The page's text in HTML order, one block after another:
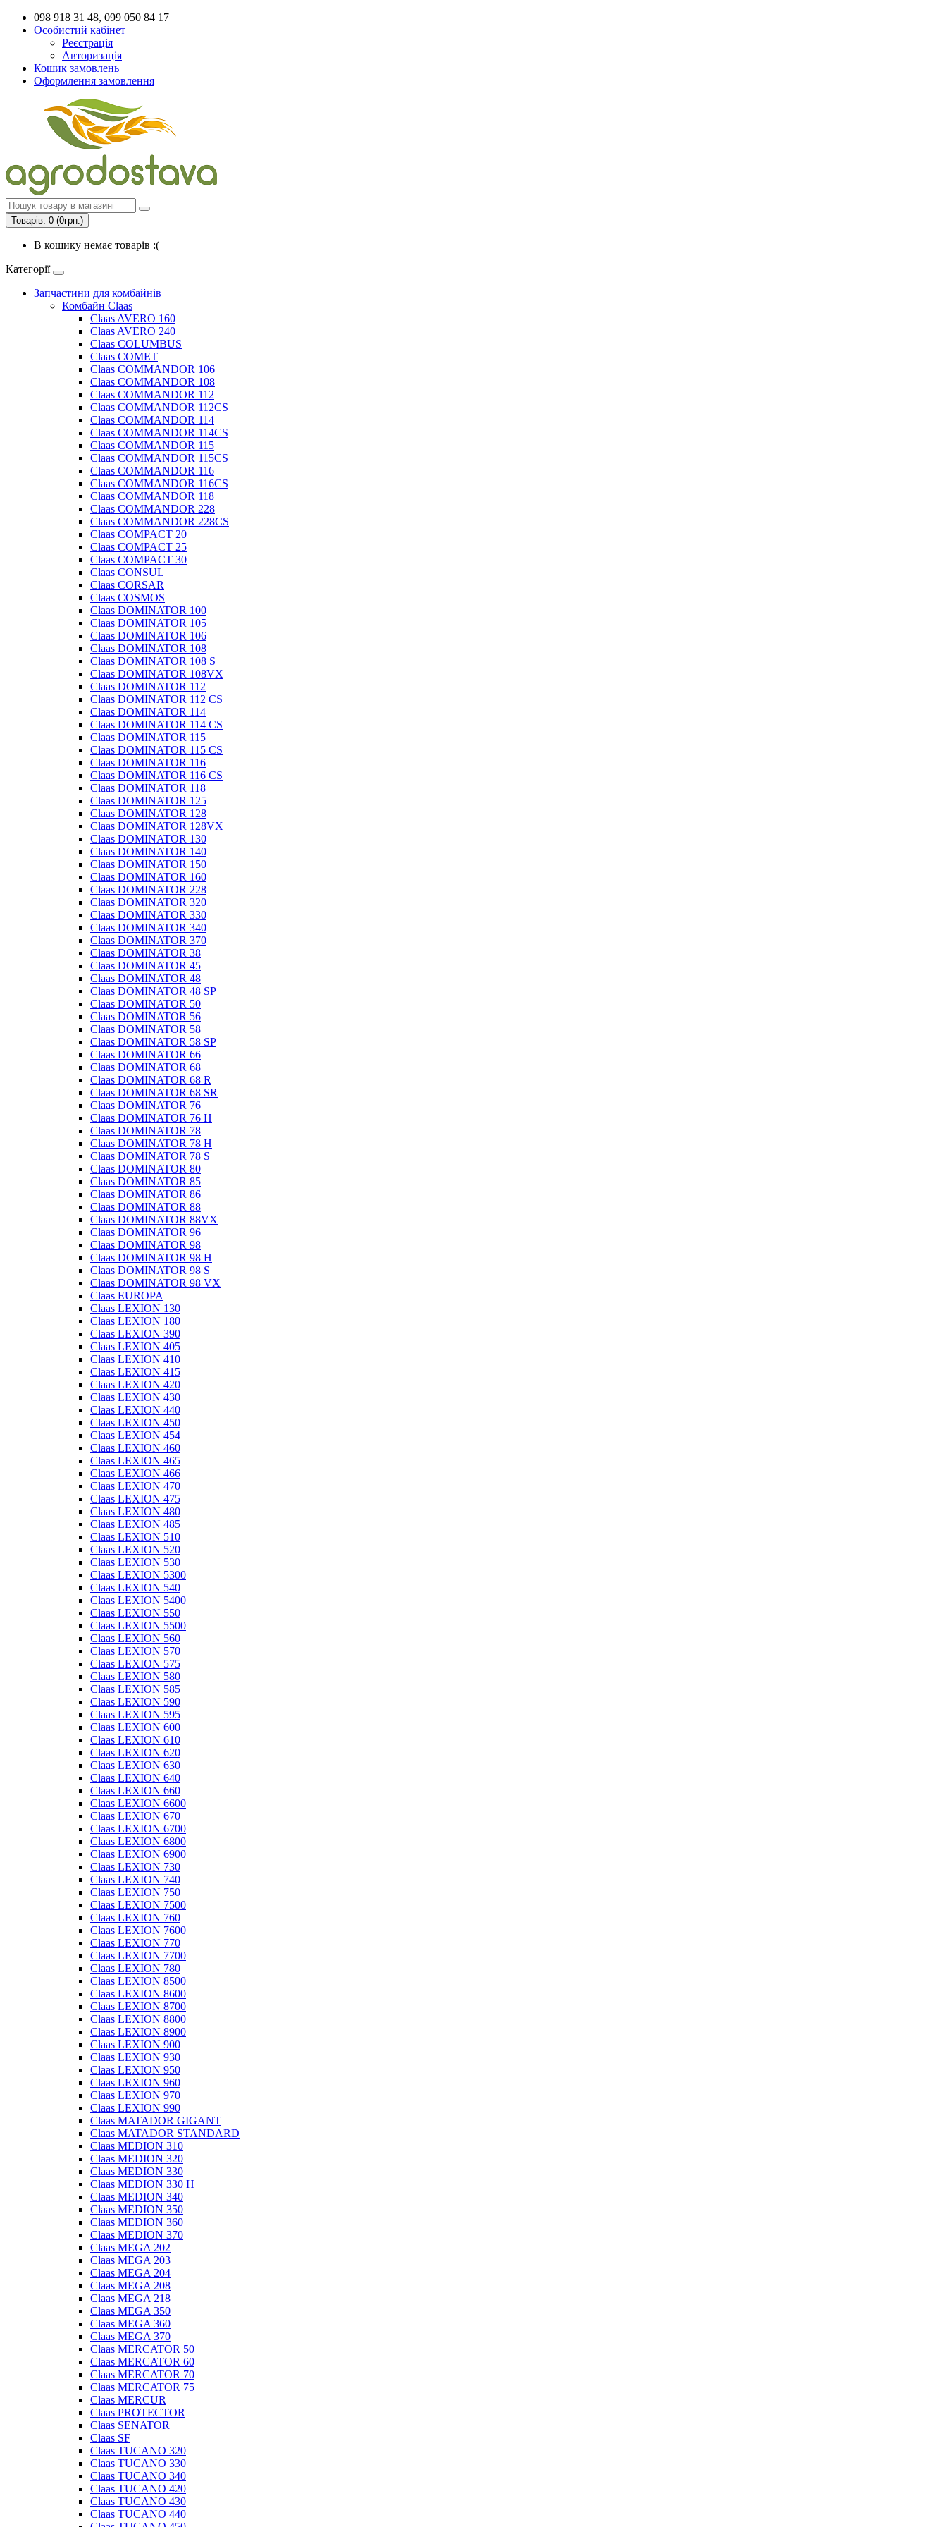
098 918 31 48, 099 050 84 17
Особистий кабінет
Реєстрація
Авторизація
Кошик замовлень
Оформлення замовлення
Товарів: 0 (0грн.)
В кошику немає товарів :(
Категорії
Запчастини для комбайнів
Комбайн Claas
Claas AVERO 160
Claas AVERO 240
Claas COLUMBUS
Claas COMET
Claas COMMANDOR 106
Claas COMMANDOR 108
Claas COMMANDOR 112
Claas COMMANDOR 112CS
Claas COMMANDOR 114
Claas COMMANDOR 114CS
Claas COMMANDOR 115
Claas COMMANDOR 115CS
Claas COMMANDOR 116
Claas COMMANDOR 116CS
Claas COMMANDOR 118
Claas COMMANDOR 228
Claas COMMANDOR 228CS
Claas COMPACT 20
Claas COMPACT 25
Claas COMPACT 30
Claas CONSUL
Claas CORSAR
Claas COSMOS
Claas DOMINATOR 100
Claas DOMINATOR 105
Claas DOMINATOR 106
Claas DOMINATOR 108
Claas DOMINATOR 108 S
Claas DOMINATOR 108VX
Claas DOMINATOR 112
Claas DOMINATOR 112 CS
Claas DOMINATOR 114
Claas DOMINATOR 114 CS
Claas DOMINATOR 115
Claas DOMINATOR 115 CS
Claas DOMINATOR 116
Claas DOMINATOR 116 CS
Claas DOMINATOR 118
Claas DOMINATOR 125
Claas DOMINATOR 128
Claas DOMINATOR 128VX
Claas DOMINATOR 130
Claas DOMINATOR 140
Claas DOMINATOR 150
Claas DOMINATOR 160
Claas DOMINATOR 228
Claas DOMINATOR 320
Claas DOMINATOR 330
Claas DOMINATOR 340
Claas DOMINATOR 370
Claas DOMINATOR 38
Claas DOMINATOR 45
Claas DOMINATOR 48
Claas DOMINATOR 48 SP
Claas DOMINATOR 50
Claas DOMINATOR 56
Claas DOMINATOR 58
Claas DOMINATOR 58 SP
Claas DOMINATOR 66
Claas DOMINATOR 68
Claas DOMINATOR 68 R
Claas DOMINATOR 68 SR
Claas DOMINATOR 76
Claas DOMINATOR 76 H
Claas DOMINATOR 78
Claas DOMINATOR 78 H
Claas DOMINATOR 78 S
Claas DOMINATOR 80
Claas DOMINATOR 85
Claas DOMINATOR 86
Claas DOMINATOR 88
Claas DOMINATOR 88VX
Claas DOMINATOR 96
Claas DOMINATOR 98
Claas DOMINATOR 98 H
Claas DOMINATOR 98 S
Claas DOMINATOR 98 VX
Claas EUROPA
Claas LEXION 130
Claas LEXION 180
Claas LEXION 390
Claas LEXION 405
Claas LEXION 410
Claas LEXION 415
Claas LEXION 420
Claas LEXION 430
Claas LEXION 440
Claas LEXION 450
Claas LEXION 454
Claas LEXION 460
Claas LEXION 465
Claas LEXION 466
Claas LEXION 470
Claas LEXION 475
Claas LEXION 480
Claas LEXION 485
Claas LEXION 510
Claas LEXION 520
Claas LEXION 530
Claas LEXION 5300
Claas LEXION 540
Claas LEXION 5400
Claas LEXION 550
Claas LEXION 5500
Claas LEXION 560
Claas LEXION 570
Claas LEXION 575
Claas LEXION 580
Claas LEXION 585
Claas LEXION 590
Claas LEXION 595
Claas LEXION 600
Claas LEXION 610
Claas LEXION 620
Claas LEXION 630
Claas LEXION 640
Claas LEXION 660
Claas LEXION 6600
Claas LEXION 670
Claas LEXION 6700
Claas LEXION 6800
Claas LEXION 6900
Claas LEXION 730
Claas LEXION 740
Claas LEXION 750
Claas LEXION 7500
Claas LEXION 760
Claas LEXION 7600
Claas LEXION 770
Claas LEXION 7700
Claas LEXION 780
Claas LEXION 8500
Claas LEXION 8600
Claas LEXION 8700
Claas LEXION 8800
Claas LEXION 8900
Claas LEXION 900
Claas LEXION 930
Claas LEXION 950
Claas LEXION 960
Claas LEXION 970
Claas LEXION 990
Claas MATADOR GIGANT
Claas MATADOR STANDARD
Claas MEDION 310
Claas MEDION 320
Claas MEDION 330
Claas MEDION 330 H
Claas MEDION 340
Claas MEDION 350
Claas MEDION 360
Claas MEDION 370
Claas MEGA 202
Claas MEGA 203
Claas MEGA 204
Claas MEGA 208
Claas MEGA 218
Claas MEGA 350
Claas MEGA 360
Claas MEGA 370
Claas MERCATOR 50
Claas MERCATOR 60
Claas MERCATOR 70
Claas MERCATOR 75
Claas MERCUR
Claas PROTECTOR
Claas SENATOR
Claas SF
Claas TUCANO 320
Claas TUCANO 330
Claas TUCANO 340
Claas TUCANO 420
Claas TUCANO 430
Claas TUCANO 440